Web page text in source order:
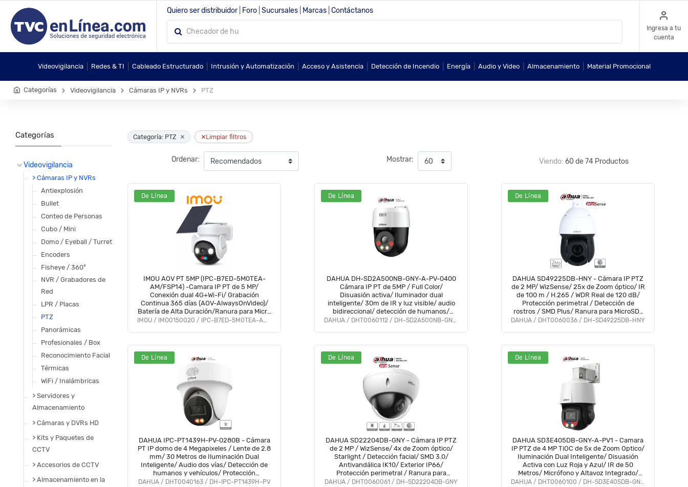
Quiero ser distribuidor Foro Sucursales Marcas Contáctanos
Ingresa a tu
cuenta
Videovigilancia Redes & TI Cableado Estructurado Intrusión y Automatización Acceso y Asistencia Detección de Incendio Energía Audio y Video Almacenamiento Material Promocional
Categorías Videovigilancia Cámaras IP y NVRs PTZ
Categoría: PTZ × ×Limpiar filtros
Ordenar: Mostrar: Viendo:60 de 74 Productos
De Línea
IMOU AOV PT 5MP (IPC-B7ED-5M0TEA-
AM/FSP14) -Camara IP PT de 5 MP/
Conexión dual 4G+Wi-Fi/ Grabación
Continua 365 días (AOV-AlwaysOnVideo)/
Batería de Alta Duración/Ranura para Micro
SD 512GB/Incluye Panel Solar/ DetecciónIMOU / IMO0150020 / IPC-B7ED-5M0TEA-AM/FSP14
De Línea
DAHUA DH-SD2A500NB-GNY-A-PV-0400
Cámara IP PT de 5MP / Full Color/
Disuasión activa/ Iluminador dual
inteligente/ 30m de IR y luz visible/ audio
bidireccional/ detección de humanos/
ranura MicroSD/ IP66 y PoE.
DAHUA / DHT0060112 / DH-SD2A500NB-GNY-A-PV
De Línea
DAHUA SD49225DB-HNY - Cámara IP PTZ
de 2 MP/ WizSense/ 25x de Zoom óptico/ IR
de 100 m / H.265 / WDR Real de 120 dB/
Protección perimetral / Detección de
rostros / SMD Plus/ Ranura para MicroSD/
IP66/ PoE/ E&S de alarma y audio #HL
DAHUA / DHT0060036 / DH-SD49225DB-HNY
De Línea
DAHUA IPC-PT1439H-PV-0280B - Cámara
PT IP domo de 4 Megapixeles / Lente de 2.8
mm/ 30 Metros de Iluminación Dual
Inteligente/ Audio dos vías/ Detección de
humanos y vehículos/ Protección
Perimetral/ Disuasión activa/ PoE/
DAHUA / DHT0040163 / DH-IPC-PT1439H-PV
De Línea
DAHUA SD22204DB-GNY - Cámara IP PTZ
de 2 MP / WizSense/ 4x de Zoom óptico/
Starlight / Detección facial/ SMD 3.0/
Antivandálica IK10/ Exterior IP66/
Protección perimetral / Ranura para
MicroSD/ PoE/ #HL
DAHUA / DHT0060061 / DH-SD22204DB-GNY
De Línea
DAHUA SD3E405DB-GNY-A-PV1 - Camara
IP PTZ de 4 MP TiOC de 5x de Zoom Optico/
Iluminación Dual Inteligente/ Disuasión
Activa con Luz Roja y Azul/ IR de 50
Metros/ Micrófono y Altavoz Integrado/
Audio 2 Vías/ Ranura para MicroSD/ IP66/DAHUA / DHT0060100 / DH-SD3E405DB-GNY-A-PV1
Categorías
Videovigilancia
> Cámaras IP y NVRs
Antiexplosión
Bullet
Conteo de Personas
Cubo / Mini
Domo / Eyeball / Turret
Encoders
Fisheye / 360°
NVR / Grabadores de
Red
LPR / Placas
PTZ
Panorámicas
Profesionales / Box
Reconocimiento Facial
Térmicas
WiFi / Inalámbricas
> Servidores y
Almacenamiento
> Cámaras y DVRs HD
> Kits y Paquetes de
CCTV
> Accesorios de CCTV
> Almacenamiento en la